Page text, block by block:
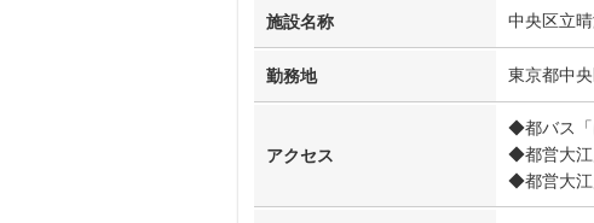
施設名称 中央区立
勤務地 東京都中
アクセス
◆都バス
◆都営大江
◆都営大江